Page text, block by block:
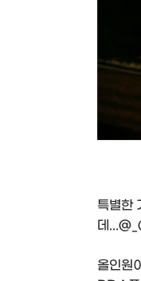
특별한
데
올인원